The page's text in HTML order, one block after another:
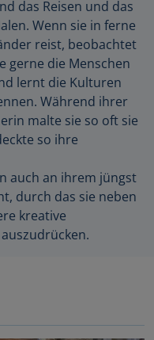
das Reisen und das
Wenn sie in ferne
reist, beobachtet
gerne die Menschen
lernt die Kulturen
Während ihrer
malte sie so oft sie
so ihre
auch an ihrem jüngst
durch das sie neben
kreative